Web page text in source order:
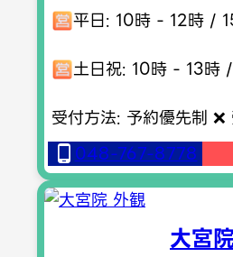
平日: 10時 - 12時 /
土日祝: 10時 - 13時
受付方法: 予約優先制
048-767-8778
大宮